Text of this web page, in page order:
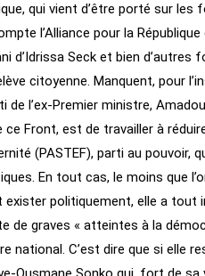
qui vient d’être porté sur
l’Alliance pour la République
Seck et bien d’autres
citoyenne. Manquent, pour
de l’ex-Premier ministre,
ce Front, est de travailler à
(PASTEF), parti au pouvoir,
En tout cas, le moins que
politiquement, elle a tout
de graves « atteintes à la
national. C’est dire que si elle